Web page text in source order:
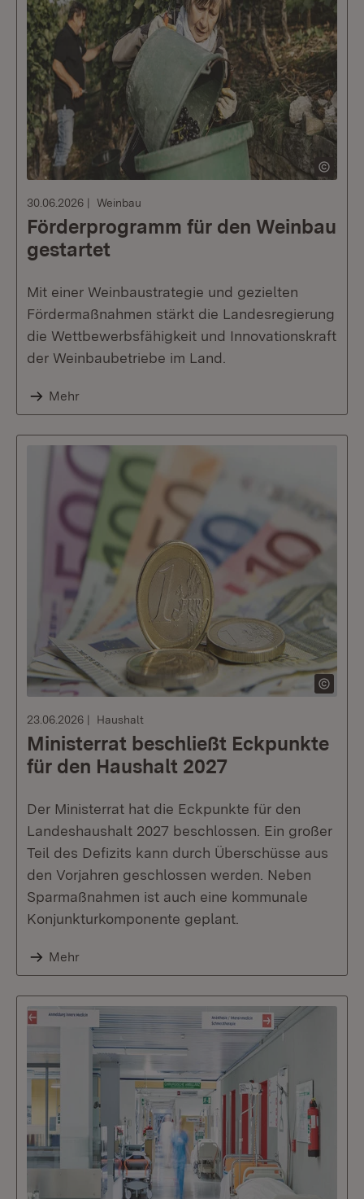
30.06.2026 Weinbau
Förderprogramm für den Weinbau
gestartet
Mit einer Weinbaustrategie und gezielten
Fördermaßnahmen stärkt die Landesregierung
die Wettbewerbsfähigkeit und Innovationskraft
der Weinbaubetriebe im Land.
Mehr
23.06.2026 Haushalt
Ministerrat beschließt Eckpunkte
für den Haushalt 2027
Der Ministerrat hat die Eckpunkte für den
Landeshaushalt 2027 beschlossen. Ein großer
Teil des Defizits kann durch Überschüsse aus
den Vorjahren geschlossen werden. Neben
Sparmaßnahmen ist auch eine kommunale
Konjunkturkomponente geplant.
Mehr